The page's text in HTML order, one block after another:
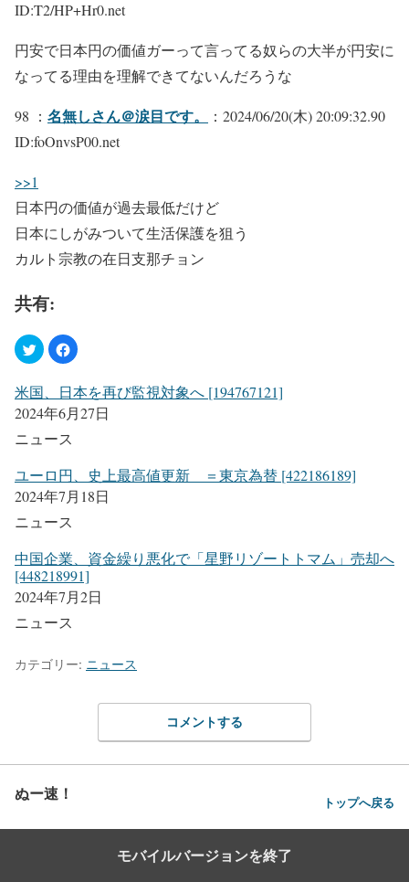
ID:T2/HP+Hr0.net
円安で日本円の価値ガーって言ってる奴らの大半が円安に
なってる理由を理解できてないんだろうな
98 ： 名無しさん＠涙目です。
：2024/06/20(木) 20:09:32.90
ID:foOnvsP00.net
>>1
日本円の価値が過去最低だけど
日本にしがみついて生活保護を狙う
カルト宗教の在日支那チョン
共有:
米国、日本を再び監視対象へ [194767121]
2024年6月27日
ニュース
ユーロ円、史上最高値更新 ＝東京為替 [422186189]
2024年7月18日
ニュース
中国企業、資金繰り悪化で「星野リゾートトマム」売却へ
[448218991]
2024年7月2日
ニュース
カテゴリー: ニュース
コメントする
ぬー速！ トップへ戻る
モバイルバージョンを終了